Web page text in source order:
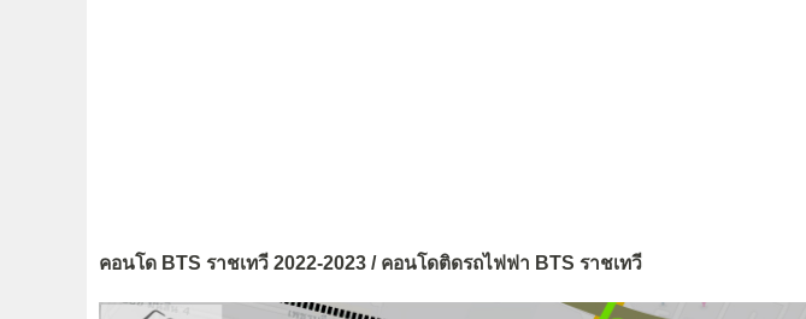
คอนโด BTS ราชเทวี 2022-2023 / คอนโดติดรถไฟฟา BTS ราชเทวี